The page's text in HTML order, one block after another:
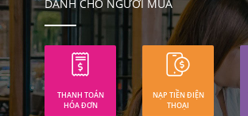
DÀNH CHO NGƯỜI MUA
THANH TOÁN
HÓA ĐƠN
NẠP TIỀN ĐIỆN
THOẠI